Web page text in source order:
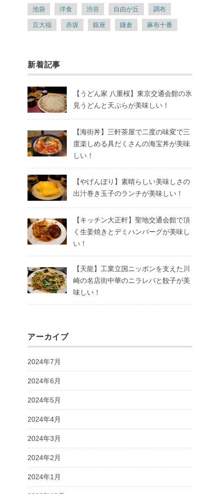
池袋 洋食 渋谷 自由が丘 調布
豆大福 赤坂 銀座 鎌倉 麻布十番
新着記事
【うどん家 八重桜】東京交通会館の氷
見うどんと天ぷらが美味しい！
【海街丼】三軒茶屋で二度の味変で三
度楽しめる具だくさんの海宝丼が美味
しい！
【やげんぼり】素晴らしい美味しさの
出汁巻き玉子のランチが美味しい！
【キッチン大正軒】聖地交通会館で頂
く生姜焼きとデミハンバーグが美味し
い！
【天龍】工業立国ニッポンを支えた川
崎の名店街中華のニラレバと餃子が美
味しい！
アーカイブ
2024年7月
2024年6月
2024年5月
2024年4月
2024年3月
2024年2月
2024年1月